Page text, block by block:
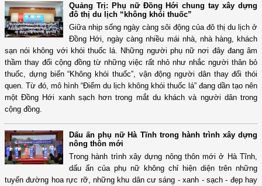
Quảng Trị: Phụ nữ Đồng Hới chung tay xây dựng
đô thị du lịch “không khói thuốc”
Giữa nhịp sống ngày càng sôi động của đô thị du lịch ở
Đồng Hới, ngày càng nhiều mái nhà, nhà hàng, khách
sạn nói không với khói thuốc lá. Những người phụ nữ nơi đây đang âm
thầm thay đổi cộng đồng từ những việc rất nhỏ như nhắc người thân bỏ
thuốc, dựng biển “Không khói thuốc”, vận động người dân thay đổi thói
quen. Từ đó, mô hình “Điểm du lịch không khói thuốc lá” đang dần tạo nên
một Đồng Hới xanh sạch hơn trong mắt du khách và người dân trong
cộng đồng.
Dấu ấn phụ nữ Hà Tĩnh trong hành trình xây dựng
nông thôn mới
Trong hành trình xây dựng nông thôn mới ở Hà Tĩnh,
dấu ấn của phụ nữ không chỉ hiện diện trên những
tuyến đường hoa rực rỡ, những khu dân cư sáng - xanh - sạch - đẹp hay